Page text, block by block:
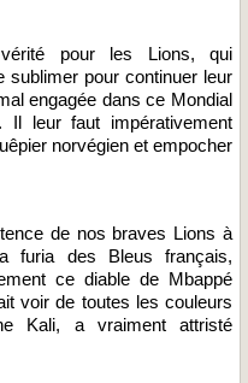
pour les Lions, qui
sublimer pour continuer leur
engagée dans ce Mondial
Il leur faut impérativement
norvégien et empocher
de nos braves Lions à
furia des Bleus français,
ce diable de Mbappé
voir de toutes les couleurs
Kali, a vraiment attristé